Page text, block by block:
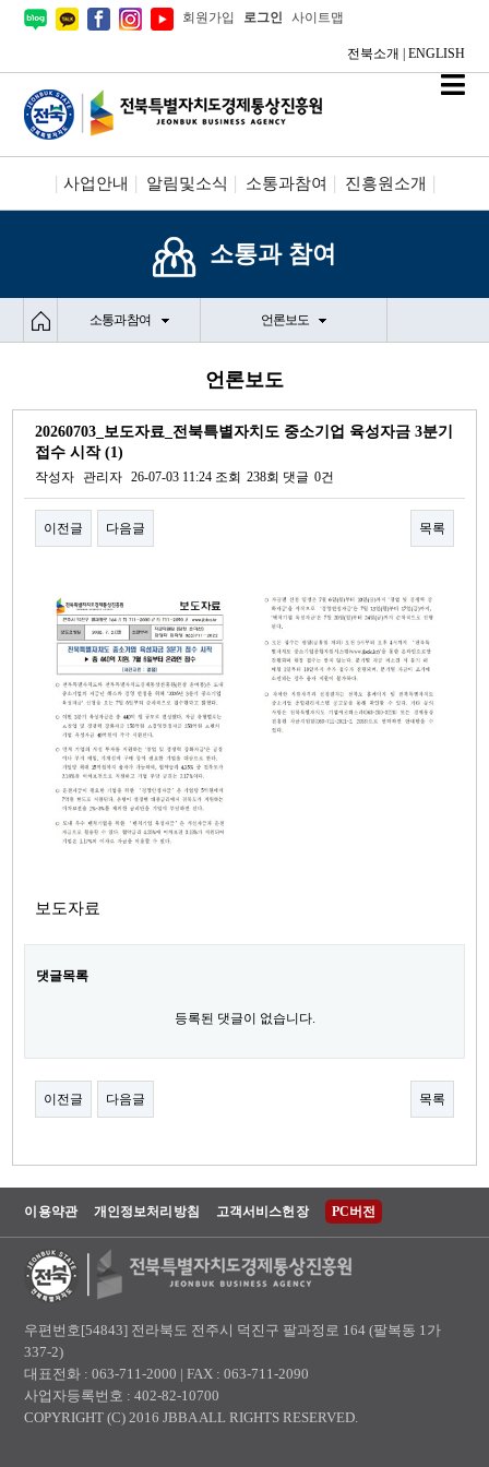
회원가입 로그인 사이트맵
전북소개 ENGLISH
사업안내 알림및소식 소통과참여 진흥원소개
시설안내/신청
소통과 참여
소통과 참여 언론보도
언론보도
20260703_보도자료_전북특별자치도 중소기업 육성자금 3분기
접수 시작 (1)
작성자 관리자 26-07-03 11:24 조회 238회 댓글 0건
이전글 다음글 목록
보도자료
댓글목록
등록된 댓글이 없습니다.
이전글 다음글 목록
이용약관 개인정보처리방침 고객서비스헌장 PC버전
우편번호[54843] 전라북도 전주시 덕진구 팔과정로 164 (팔복동 1가
337-2)
대표전화 : 063-711-2000 | FAX : 063-711-2090
사업자등록번호 : 402-82-10700
COPYRIGHT (C) 2016 JBBA ALL RIGHTS RESERVED.